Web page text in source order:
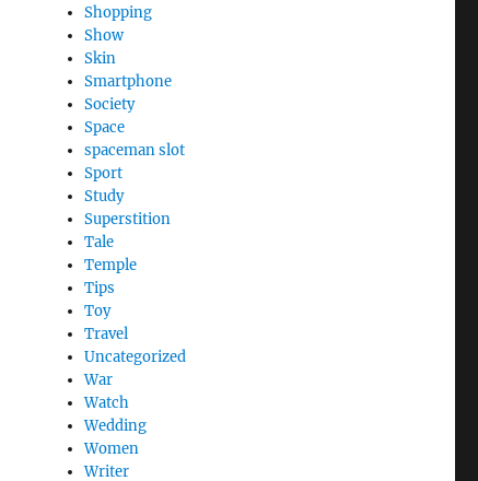
Shopping
Show
Skin
Smartphone
Society
Space
spaceman slot
Sport
Study
Superstition
Tale
Temple
Tips
Toy
Travel
Uncategorized
War
Watch
Wedding
Women
Writer